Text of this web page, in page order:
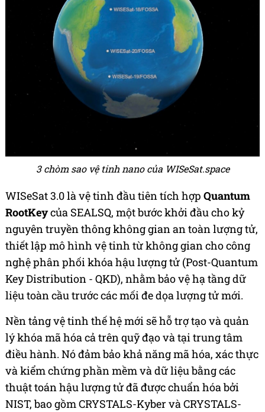
3 chòm sao vệ tinh nano của WISeSat.space
WISeSat 3.0 là vệ tinh đầu tiên tích hợp Quantum
RootKeycủa SEALSQ, một bước khởi đầu cho kỷ
nguyên truyền thông không gian an toàn lượng tử,
thiết lập mô hình vệ tinh từ không gian cho công
nghệ phân phối khóa hậu lượng tử (Post-Quantum
Key Distribution - QKD), nhằm bảo vệ hạ tầng dữ
liệu toàn cầu trước các mối đe dọa lượng tử mới.
Nền tảng vệ tinh thế hệ mới sẽ hỗ trợ tạo và quản
lý khóa mã hóa cả trên quỹ đạo và tại trung tâm
điều hành. Nó đảm bảo khả năng mã hóa, xác thực
và kiểm chứng phần mềm và dữ liệu bằng các
thuật toán hậu lượng tử đã được chuẩn hóa bởi
NIST, bao gồm CRYSTALS-Kyber và CRYSTALS-